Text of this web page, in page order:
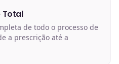
Total
de todo o processo de
a prescrição até a